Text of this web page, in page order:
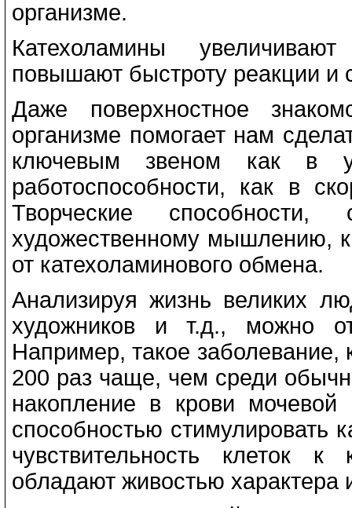
организме.
Катехоламины
повышают быстроту реакции и
Даже поверхностное
организме помогает нам
ключевым звеном как в
работоспособности, как в
Творческие
художественному мышлению,
от катехоламинового обмена.
Анализируя жизнь великих
художников и т.д., можно
Например, такое заболевание,
200 раз чаще, чем среди
накопление в крови мочевой
способностью стимулировать
чувствительность клеток к
обладают живостью